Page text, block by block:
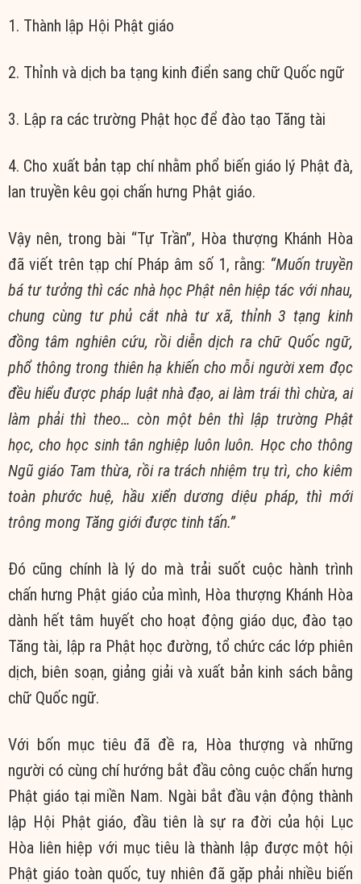
1. Thành lập Hội Phật giáo
2. Thỉnh và dịch ba tạng kinh điển sang chữ Quốc ngữ
3. Lập ra các trường Phật học để đào tạo Tăng tài
4. Cho xuất bản tạp chí nhằm phổ biến giáo lý Phật đà,
lan truyền kêu gọi chấn hưng Phật giáo.
Vậy nên, trong bài “Tự Trần”, Hòa thượng Khánh Hòa
đã viết trên tạp chí Pháp âm số 1, rằng: “Muốn truyền
bá tư tưởng thì các nhà học Phật nên hiệp tác với nhau,
chung cùng tư phủ cắt nhà tư xã, thỉnh 3 tạng kinh
đồng tâm nghiên cứu, rồi diễn dịch ra chữ Quốc ngữ,
phổ thông trong thiên hạ khiến cho mỗi người xem đọc
đều hiểu được pháp luật nhà đạo, ai làm trái thì chừa, ai
làm phải thì theo… còn một bên thì lập trường Phật
học, cho học sinh tân nghiệp luôn luôn. Học cho thông
Ngũ giáo Tam thừa, rồi ra trách nhiệm trụ trì, cho kiêm
toàn phước huệ, hầu xiển dương diệu pháp, thì mới
trông mong Tăng giới được tinh tấn.”
Đó cũng chính là lý do mà trải suốt cuộc hành trình
chấn hưng Phật giáo của mình, Hòa thượng Khánh Hòa
dành hết tâm huyết cho hoạt động giáo dục, đào tạo
Tăng tài, lập ra Phật học đường, tổ chức các lớp phiên
dịch, biên soạn, giảng giải và xuất bản kinh sách bằng
chữ Quốc ngữ.
Với bốn mục tiêu đã đề ra, Hòa thượng và những
người có cùng chí hướng bắt đầu công cuộc chấn hưng
Phật giáo tại miền Nam. Ngài bắt đầu vận động thành
lập Hội Phật giáo, đầu tiên là sự ra đời của hội Lục
Hòa liên hiệp với mục tiêu là thành lập được một hội
Phật giáo toàn quốc, tuy nhiên đã gặp phải nhiều biến